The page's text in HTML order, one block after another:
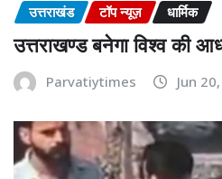
उत्तराखंड टॉप न्यूज़ धार्मिक
उत्तराखण्ड बनेगा विश्व की
Parvatiytimes Jun